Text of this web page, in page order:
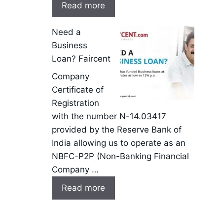
Read more
Need a
Business
Loan? Faircent
Company
Certificate of
Registration
with the number N-14.03417
provided by the Reserve Bank of
India allowing us to operate as an
NBFC-P2P (Non-Banking Financial
Company …
Read more